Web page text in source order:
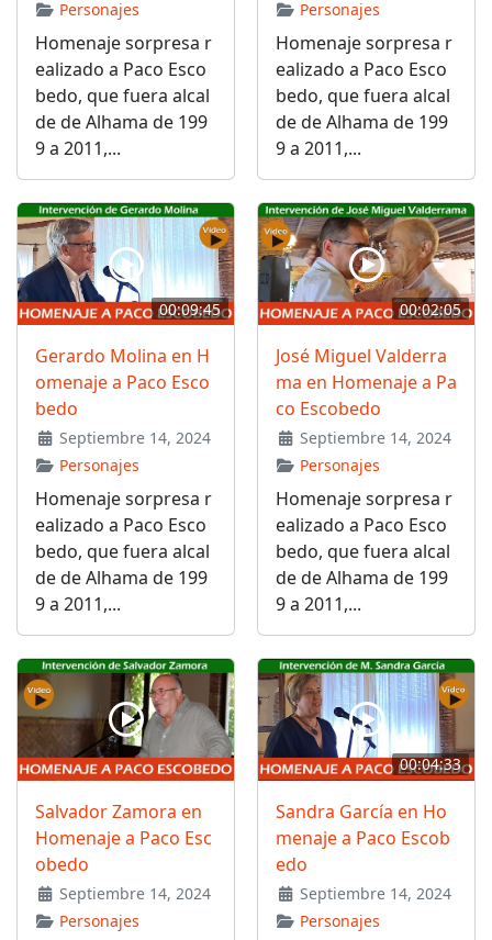
Personajes
Homenaje sorpresa r
ealizado a Paco Esco
bedo, que fuera alcal
de de Alhama de 199
9 a 2011,...
Personajes
Homenaje sorpresa r
ealizado a Paco Esco
bedo, que fuera alcal
de de Alhama de 199
9 a 2011,...
00:09:45
Gerardo Molina en H
omenaje a Paco Esco
bedo
Septiembre 14, 2024
Personajes
Homenaje sorpresa r
ealizado a Paco Esco
bedo, que fuera alcal
de de Alhama de 199
9 a 2011,...
00:02:05
José Miguel Valderra
ma en Homenaje a Pa
co Escobedo
Septiembre 14, 2024
Personajes
Homenaje sorpresa r
ealizado a Paco Esco
bedo, que fuera alcal
de de Alhama de 199
9 a 2011,...
Salvador Zamora en
Homenaje a Paco Esc
obedo
Septiembre 14, 2024
Personajes
00:04:33
Sandra García en Ho
menaje a Paco Escob
edo
Septiembre 14, 2024
Personajes